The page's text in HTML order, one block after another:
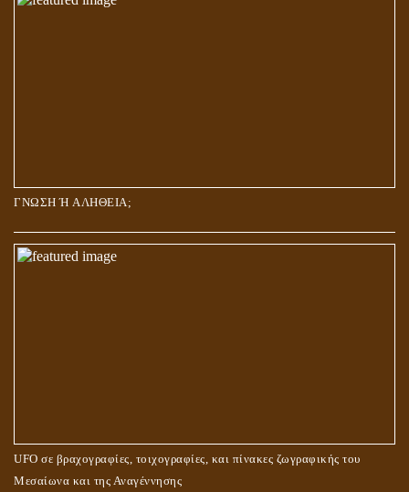
ΓΝΩΣΗ Ή ΑΛΗΘΕΙΑ;
UFO σε βραχογραφίες, τοιχογραφίες, και πίνακες ζωγραφικής του
Μεσαίωνα και της Αναγέννησης